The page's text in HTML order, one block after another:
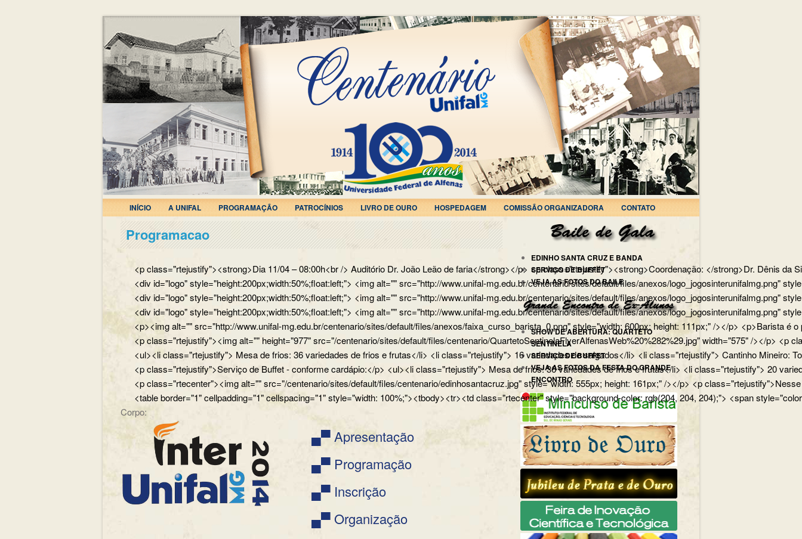
INÍCIO A UNIFAL PROGRAMAÇÃO PATROCÍNIOS LIVRO DE OURO HOSPEDAGEM COMISSÃO ORGANIZADORA CONTATO
Programacao
<p class="rtejustify"><strong>Dia 11/04 – 08:00h<br /> Auditório Dr. João Leão de faria</strong></p> <p class="rtejustify"><strong>Coordenação: </strong>Dr. Dênis
<div id="logo" style="height:200px;width:50%;float:left;"> <img alt="" src="http://www.unifal-mg.edu.br/centenario/sites/default/files/anexos/
<div id="logo" style="height:200px;width:50%;float:left;"> <img alt="" src="http://www.unifal-mg.edu.br/centenario/sites/default/files/anexos/
<div id="logo" style="height:200px;width:50%;float:left;"> <img alt="" src="http://www.unifal-mg.edu.br/centenario/sites/default/files/anexos/
<p><img alt="" src="http://www.unifal-mg.edu.br/centenario/sites/default/files/anexos/faixa_curso_barista_0.png" style="width: 600px; height: 111px;" /></p>
<p class="rtejustify"><img alt="" height="977" src="/centenario/sites/default/files/centenario/QuartetoSentinelaFlyerAlfenasWeb%20%282%29.jpg" width="575" /></p>
<ul><li class="rtejustify"> Mesa de frios: 36 variedades de frios e frutas</li> <li class="rtejustify"> 16 variedades de salgados</li> <li class="rtejustify"> Cantinho
<p class="rtejustify">Serviço de Buffet - conforme cardápio:</p> <ul><li class="rtejustify"> Mesa de frios: 36 variedades de frios e frutas</li> <li class="rtejustify"> 20
<p class="rtecenter"><img alt="" src="/centenario/sites/default/files/centenario/edinhosantacruz.jpg" style="width: 555px; height: 161px;" /></p> <p
<table border="1" cellpadding="1" cellspacing="1" style="width: 100%;"><tbody><tr><td class="rtecenter" style="background-color: rgb(204, 204, 204);"> <span
Corpo:
▄▀ Apresentação
▄▀ Programação
▄▀ Inscrição
▄▀ Organização
EDINHO SANTA CRUZ E BANDA
SERVIÇO DE BUFFET
VEJA AS FOTOS DO BAILE
SHOW DE ABERTURA: QUARTETO
SENTINELA
SERVIÇO DE BUFFET
VEJA AS FOTOS DA FESTA DO GRANDE
ENCONTRO